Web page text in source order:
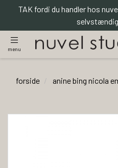
TAK fordi du handler hos
menu
forside anine bing nicola